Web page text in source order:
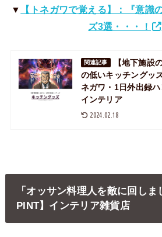
▼
【トネガワで覚える】：『意識
ズ3選・・・！
関連記事
【地下施設
の低いキッチングッ
ネガワ・1日外出録
インテリア
2024.02.18
「オッサン料理人を敵に回し
PINT】インテリア雑貨店